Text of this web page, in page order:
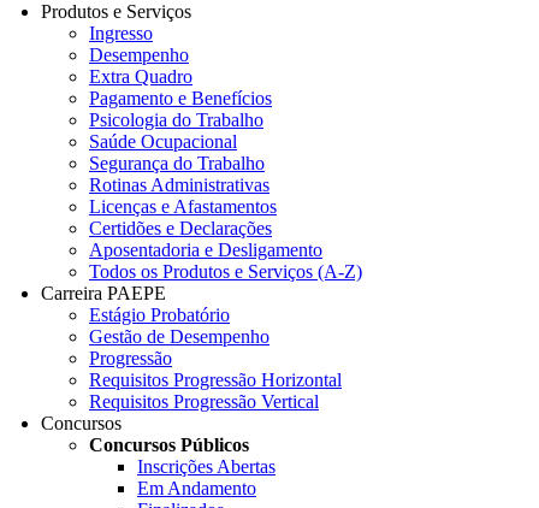
Produtos e Serviços
Ingresso
Desempenho
Extra Quadro
Pagamento e Benefícios
Psicologia do Trabalho
Saúde Ocupacional
Segurança do Trabalho
Rotinas Administrativas
Licenças e Afastamentos
Certidões e Declarações
Aposentadoria e Desligamento
Todos os Produtos e Serviços (A-Z)
Carreira PAEPE
Estágio Probatório
Gestão de Desempenho
Progressão
Requisitos Progressão Horizontal
Requisitos Progressão Vertical
Concursos
Concursos Públicos
Inscrições Abertas
Em Andamento